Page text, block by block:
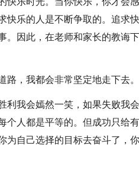
快乐的人是不断争取的。追求
。因此，在老师和家长的教诲
，我都会非常坚定地走下去。
利我会嫣然一笑，如果失败我
个人都是平等的。但成功只给
为自己选择的目标去奋斗了，